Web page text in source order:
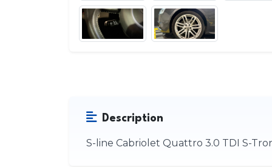
Description
S-line Cabriolet Quattro 3.0 TDI S-